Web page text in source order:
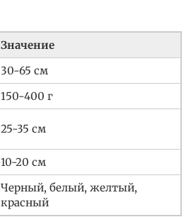
Значение
30-65 см
150-400 г
25-35 см
10-20 см
Черный, белый, желтый,
красный